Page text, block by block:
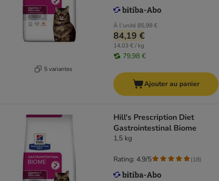
5 variantes
À l'unité85,98 €
84,19 €
14,03 € / kg
79,98 €
Ajouter au panier
Hill's Prescription Diet
Gastrointestinal Biome
1,5 kg
Rating: 4.9/5 (18)